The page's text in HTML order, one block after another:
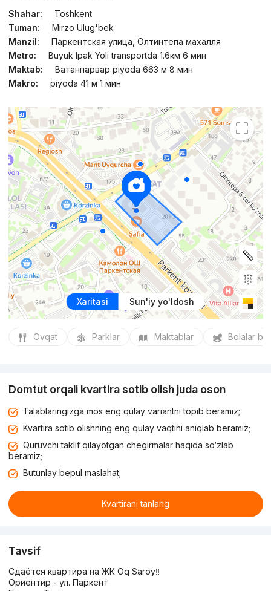
Shahar:
Toshkent
Tuman:
Mirzo Ulug'bek
Manzil:
Паркентская улица, Олтинтепа махалля
Metro:
Buyuk Ipak Yoli transportda 1.6км 6 мин
Maktab:
Ватанпарвар piyoda 663 м 8 мин
Makro:
piyoda 41 м 1 мин
Xaritasi Sun'iy yo'ldosh
Ovqat Parklar Maktablar Bolalar
Domtut orqali kvartira sotib olish juda oson
Talablaringizga mos eng qulay variantni topib beramiz;
Kvartira sotib olishning eng qulay vaqtini aniqlab beramiz;
Quruvchi taklif qilayotgan chegirmalar haqida so‘zlab
beramiz;
Butunlay bepul maslahat;
Kvartirani tanlang
Tavsif
Сдаётся квартира на ЖК Oq Saroy‼️
Ориентир - ул. Паркент